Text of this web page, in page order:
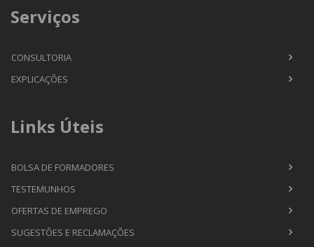
Serviços
CONSULTORIA
EXPLICAÇÕES
Links Úteis
BOLSA DE FORMADORES
TESTEMUNHOS
OFERTAS DE EMPREGO
SUGESTÕES E RECLAMAÇÕES